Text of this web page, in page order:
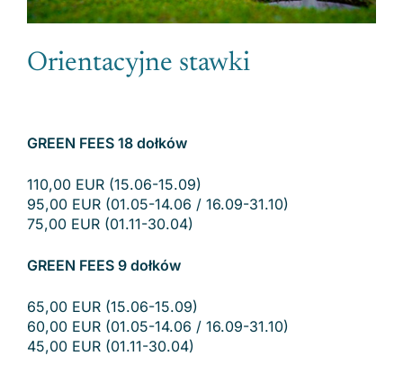
Orientacyjne stawki
GREEN FEES 18 dołków
110,00 EUR (15.06-15.09)
95,00 EUR (01.05-14.06 / 16.09-31.10)
75,00 EUR (01.11-30.04)
GREEN FEES 9 dołków
65,00 EUR (15.06-15.09)
60,00 EUR (01.05-14.06 / 16.09-31.10)
45,00 EUR (01.11-30.04)